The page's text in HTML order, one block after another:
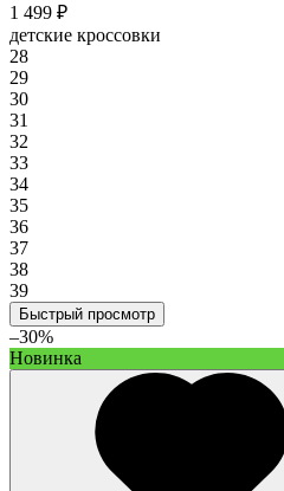
1 499 ₽
детские кроссовки
28
29
30
31
32
33
34
35
36
37
38
39
Быстрый просмотр
–30%
Новинка